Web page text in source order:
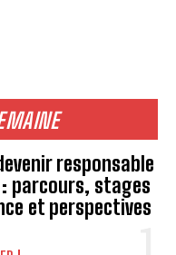
responsable
parcours, stages
et perspectives